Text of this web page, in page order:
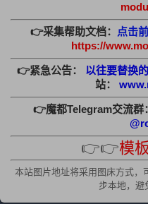
👉采集帮助文档： 点击
https://
👉紧急公告： 以往要替换
站：
👉魔都Telegram交流群：
👉👉模
本站图片地址将采用图床方式，
步本地，避